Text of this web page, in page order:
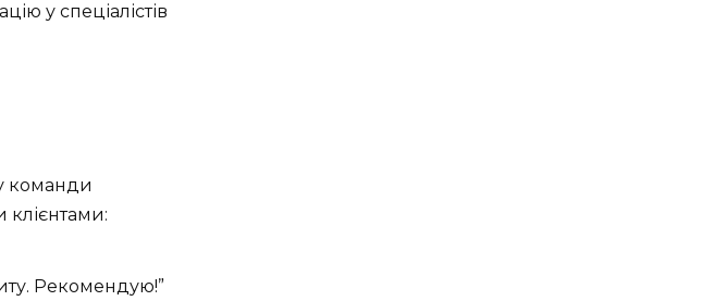
у спеціалістів
команди
Рекомендую!”